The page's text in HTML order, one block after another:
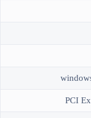
PCI